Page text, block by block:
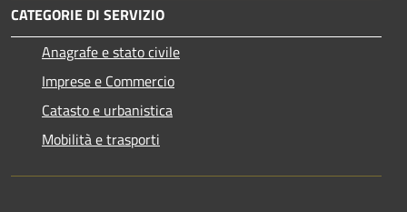
CATEGORIE DI SERVIZIO
Anagrafe e stato civile
Imprese e Commercio
Catasto e urbanistica
Mobilità e trasporti